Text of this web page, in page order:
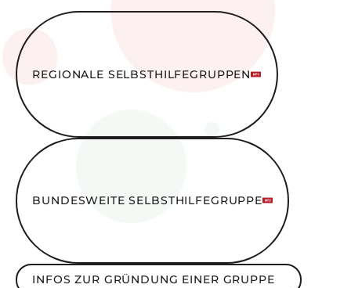
Regionale Selbsthilfe­gruppen
REGIONALE SELBSTHILFE­GRUPPEN
Bundesweite SelbsthilfeGruppe
BUNDESWEITE SELBSTHILFEGRUPPE
Infos zur Gründung einer Gruppe
INFOS ZUR GRÜNDUNG EINER GRUPPE